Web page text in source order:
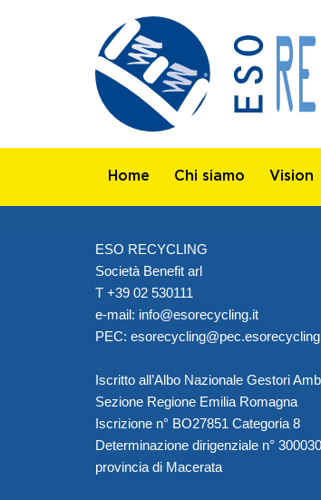
Home Chi siamo Vision
ESO RECYCLING
Società Benefit arl
T +39 02 530111
e-mail: info@esorecycling.it
PEC:
Iscritto all’Albo Nazionale Gestori
Sezione Regione Emilia Romagna
Iscrizione n° BO27851 Categoria 8
Determinazione dirigenziale n°
provincia di Macerata